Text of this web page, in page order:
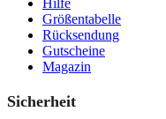
Hilfe
Größentabelle
Rücksendung
Gutscheine
Magazin
Sicherheit